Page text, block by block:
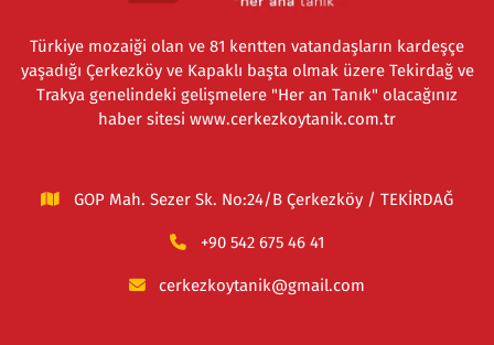
Türkiye mozaiği olan ve 81 kentten vatandaşların kardeşçe
yaşadığı Çerkezköy ve Kapaklı başta olmak üzere Tekirdağ ve
Trakya genelindeki gelişmelere "Her an Tanık" olacağınız
haber sitesi www.cerkezkoytanik.com.tr
GOP Mah. Sezer Sk. No:24/B Çerkezköy / TEKİRDAĞ
+90 542 675 46 41
cerkezkoytanik@gmail.com